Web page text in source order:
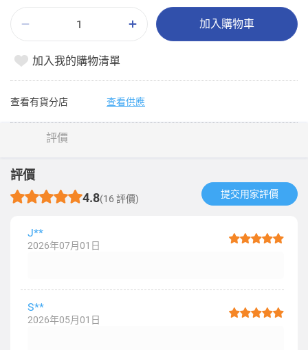
加入購物車
加入我的購物清單
查看有貨分店 查看供應
評價
評價
4.8(16 評價) 提交用家評價​
J**
2026年07月01日
S**
2026年05月01日